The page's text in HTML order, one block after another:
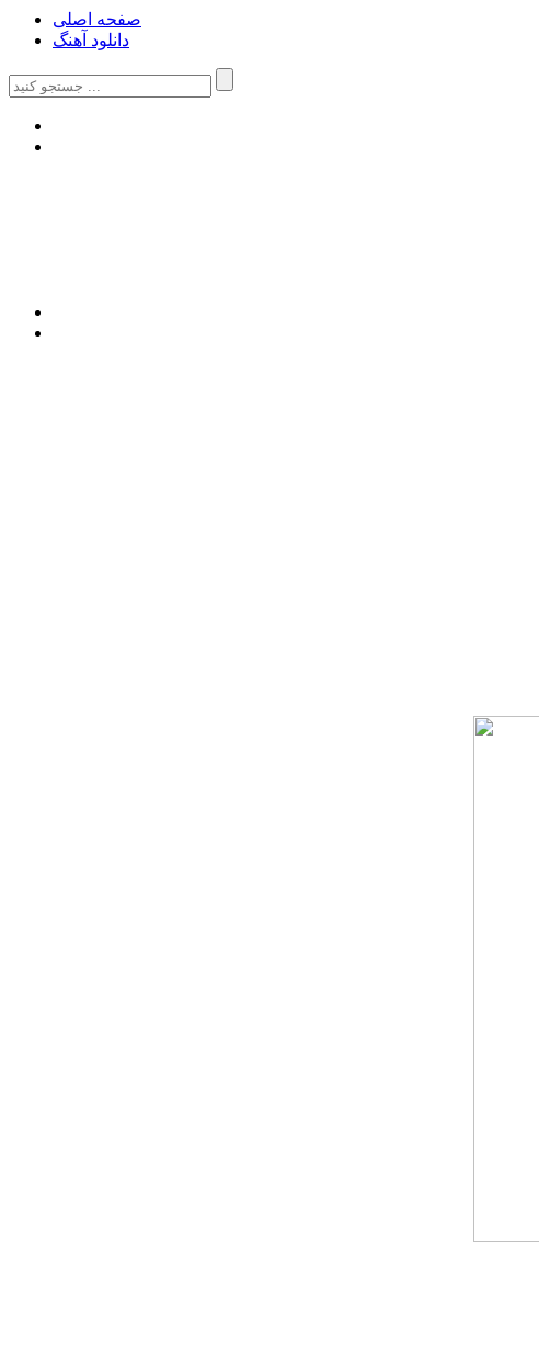
صفحه اصلی
دانلود آهنگ